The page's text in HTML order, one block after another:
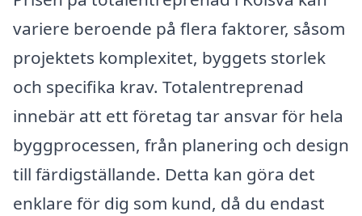
variere beroende på flera faktorer, såsom
projektets komplexitet, byggets storlek
och specifika krav. Totalentreprenad
innebär att ett företag tar ansvar för hela
byggprocessen, från planering och design
till färdigställande. Detta kan göra det
enklare för dig som kund, då du endast